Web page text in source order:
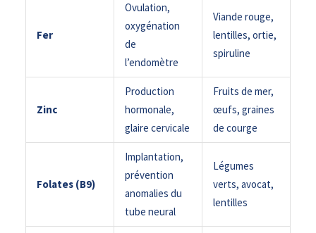
Fer
Ovulation,
oxygénation
de
l’endomètre
Viande rouge,
lentilles, ortie,
spiruline
Zinc
Production
hormonale,
glaire cervicale
Fruits de mer,
œufs, graines
de courge
Folates (B9)
Implantation,
prévention
anomalies du
tube neural
Légumes
verts, avocat,
lentilles